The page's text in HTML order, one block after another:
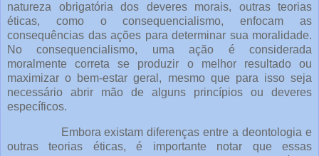
natureza obrigatória dos deveres morais, outras teorias
éticas, como o consequencialismo, enfocam as
consequências das ações para determinar sua moralidade.
No consequencialismo, uma ação é considerada
moralmente correta se produzir o melhor resultado ou
maximizar o bem-estar geral, mesmo que para isso seja
necessário abrir mão de alguns princípios ou deveres
específicos.
Embora existam diferenças entre a deontologia e
outras teorias éticas, é importante notar que essas